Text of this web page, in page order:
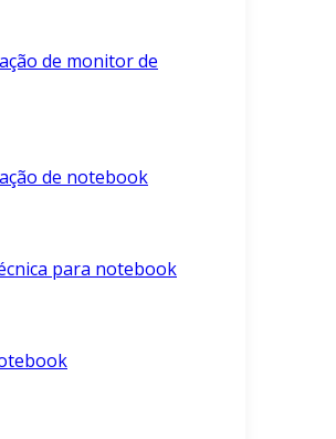
de monitor de
de notebook
para notebook